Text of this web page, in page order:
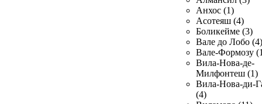
Анхос (1)
Асотеяш (4)
Боликейме (3)
Вале до Лобо (4)
Вале-Формозу
Вила-Нова-де-
Милфонтеш (1)
Вила-Нова-ди-
(4)